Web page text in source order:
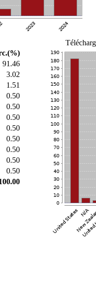
91.46
3.02
1.51
0.50
0.50
0.50
0.50
0.50
0.50
0.50
0.50